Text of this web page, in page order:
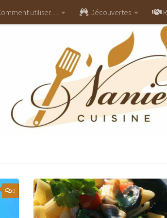
utiliser… Découvertes
0